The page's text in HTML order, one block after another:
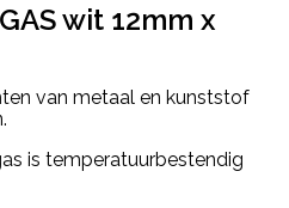
wit 12mm x
van metaal en kunststof
is temperatuurbestendig